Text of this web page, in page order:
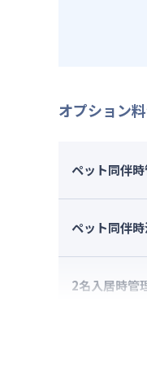
オプション
ペット同伴
ペット同伴
2名入居時管